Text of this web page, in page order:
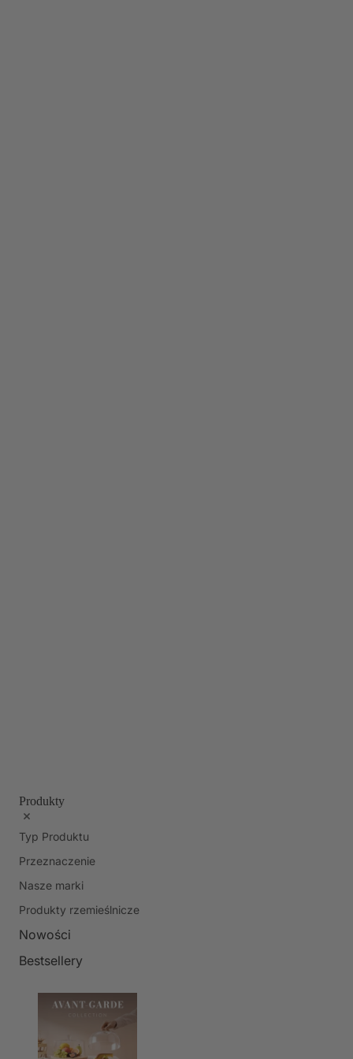
Produkty
Typ Produktu
Przeznaczenie
Nasze marki
Produkty rzemieślnicze
Nowości
Bestsellery